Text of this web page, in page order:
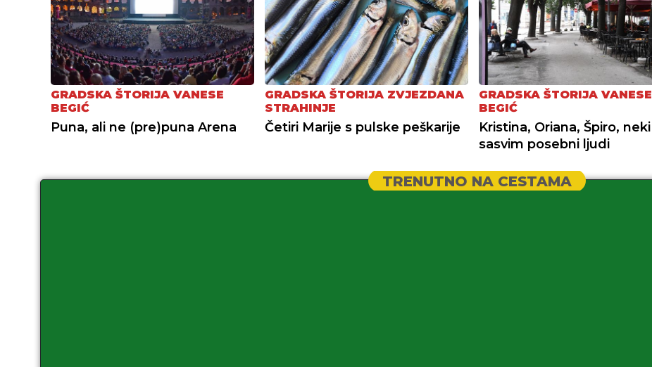
GRADSKA ŠTORIJA VANESE
BEGIĆ
Puna, ali ne (pre)puna Arena
GRADSKA ŠTORIJA ZVJEZDANA
STRAHINJE
Četiri Marije s pulske peškarije
GRADSKA ŠTORIJA VANESE
BEGIĆ
Kristina, Oriana, Špiro, neki
sasvim posebni ljudi
TRENUTNO NA CESTAMA